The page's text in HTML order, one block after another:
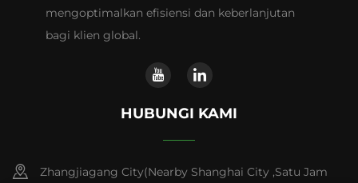
mengoptimalkan efisiensi dan keberlanjutan
bagi klien global.
HUBUNGI KAMI
Zhangjiagang City(Nearby Shanghai City ,Satu Jam